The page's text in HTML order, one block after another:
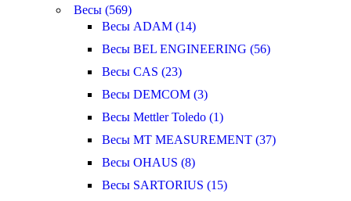
Весы (569)
Весы ADAM (14)
Весы BEL ENGINEERING (56)
Весы CAS (23)
Весы DEMCOM (3)
Весы Mettler Toledo (1)
Весы MT MEASUREMENT (37)
Весы OHAUS (8)
Весы SARTORIUS (15)